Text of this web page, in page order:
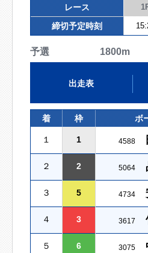
レース
締切予定時刻
予選 1800m
出走表
着 枠 ボ
１ 1 4588
２ 2 5064
３ 5 4734
４ 3 3617
５ 6 3075